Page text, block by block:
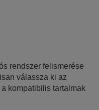
rendszer felismerése
válassza ki az
kompatibilis tartalmak